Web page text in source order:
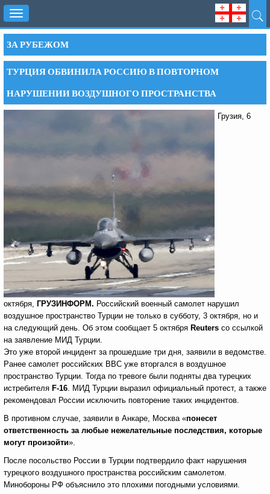
Toggle
navigation
ЗА РУБЕЖОМ
ТУРЦИЯ ОБВИНИЛА РОССИЮ В ПОВТОРНОМ
НАРУШЕНИИ ВОЗДУШНОГО ПРОСТРАНСТВА
Грузия, 6
октября, ГРУЗИНФОРМ. Российский военный самолет нарушил
воздушное пространство Турции не только в субботу, 3 октября, но и
на следующий день. Об этом сообщает 5 октября Reuters со ссылкой
на заявление МИД Турции.
Это уже второй инцидент за прошедшие три дня, заявили в ведомстве.
Ранее самолет российских ВВС уже вторгался в воздушное
пространство Турции. Тогда по тревоге были подняты два турецких
истребителя F-16. МИД Турции выразил официальный протест, а также
рекомендовал России исключить повторение таких инцидентов.
В противном случае, заявили в Анкаре, Москва «понесет
ответственность за любые нежелательные последствия, которые
могут произойти».
После посольство России в Турции подтвердило факт нарушения
турецкого воздушного пространства российским самолетом.
Минобороны РФ объяснило это плохими погодными условиями.